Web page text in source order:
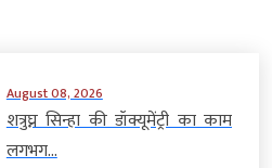
August 08, 2026
शत्रुघ्न सिन्हा की डॉक्यूमेंट्री का काम
लगभग...